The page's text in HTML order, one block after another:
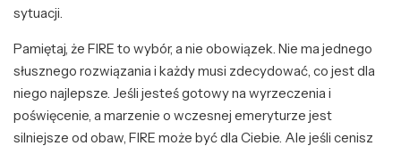
sytuacji.
Pamiętaj, że FIRE to wybór, a nie obowiązek. Nie ma jednego
słusznego rozwiązania i każdy musi zdecydować, co jest dla
niego najlepsze. Jeśli jesteś gotowy na wyrzeczenia i
poświęcenie, a marzenie o wczesnej emeryturze jest
silniejsze od obaw, FIRE może być dla Ciebie. Ale jeśli cenisz